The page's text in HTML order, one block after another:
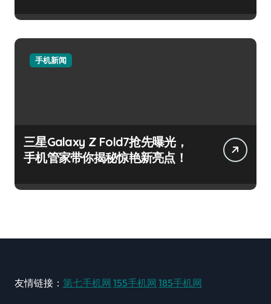
手机新闻
三星Galaxy Z Fold7抢先曝光，
手机管家带你揭秘惊艳新亮点！
友情链接： 第七手机网 155手机网 185手机网